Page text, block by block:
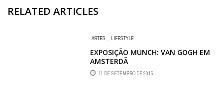
RELATED ARTICLES
ARTES , LIFESTYLE
EXPOSIÇÃO MUNCH: VAN GOGH EM
AMSTERDÃ
11 DE SETEMBRO DE 2015